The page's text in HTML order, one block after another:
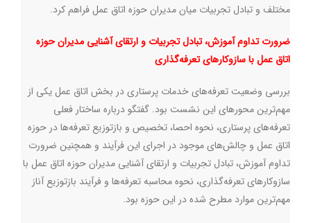
مختلف و تبادل تجربیات میان مدیران حوزه اتاق عمل فراهم کرد.
ضرورت تداوم آموزش، تبادل تجربیات و ارتقای آشنایی مدیران حوزه
اتاق عمل با سازوکارهای تعرفه‌گذاری
بررسی وضعیت تعرفه‌های خدمات پرستاری در بخش اتاق عمل یکی از
مهم‌ترین محورهای این نشست بود. گفتگو درباره ساختار فعلی
تعرفه‌های پرستاری، نحوه احصا، تخصیص و بازتوزیع تعرفه‌ها در حوزه
اتاق عمل و چالش‌های موجود در اجرای این فرآیند و همچنین ضرورت
تداوم آموزش، تبادل تجربیات و ارتقای آشنایی مدیران حوزه اتاق عمل با
سازوکارهای تعرفه‌گذاری، نحوه محاسبه تعرفه‌ها و فرآیند بازتوزیع آناز
مهم‌ترین موارد مطرح شده در این حوزه بود.